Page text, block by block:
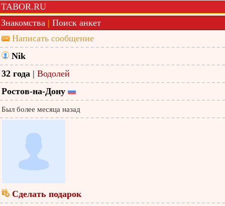
TABOR.RU
Знакомства | Поиск анкет
Написать сообщение
Nik
32 года | Водолей
Ростов-на-Дону
Был более месяца назад
Сделать подарок